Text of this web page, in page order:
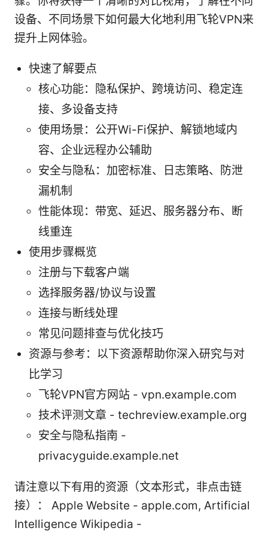
设备、不同场景下如何最大化地利用飞轮VPN来
提升上网体验。
快速了解要点
核心功能：隐私保护、跨境访问、稳定连
接、多设备支持
使用场景：公开Wi-Fi保护、解锁地域内
容、企业远程办公辅助
安全与隐私：加密标准、日志策略、防泄
漏机制
性能体现：带宽、延迟、服务器分布、断
线重连
使用步骤概览
注册与下载客户端
选择服务器/协议与设置
连接与断线处理
常见问题排查与优化技巧
资源与参考：以下资源帮助你深入研究与对
比学习
飞轮VPN官方网站 - vpn.example.com
技术评测文章 - techreview.example.org
安全与隐私指南 -
privacyguide.example.net
请注意以下有用的资源（文本形式，非点击链
接）： Apple Website - apple.com, Artificial
Intelligence Wikipedia -